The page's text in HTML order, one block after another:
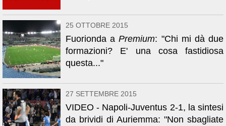
25 OTTOBRE 2015
Fuorionda aPremium: "Chi mi dà due
formazioni? E' una cosa fastidiosa
questa..."
27 SETTEMBRE 2015
VIDEO - Napoli-Juventus 2-1, la sintesi
da brividi di Auriemma: "Non sbagliate